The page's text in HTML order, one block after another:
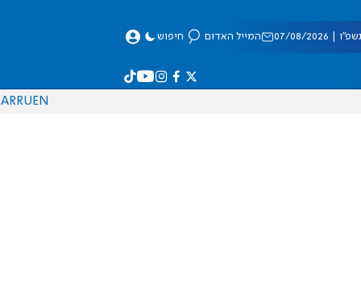
08/2026 המייל האדום חיפוש
EN
RU
AR